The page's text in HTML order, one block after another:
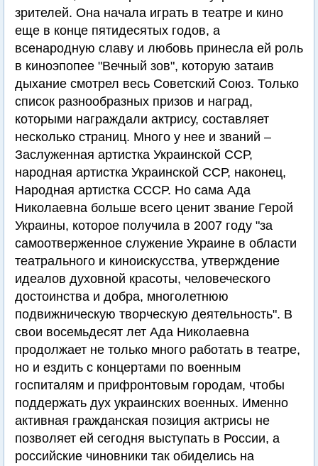
зрителей. Она начала играть в театре и кино
еще в конце пятидесятых годов, а
всенародную славу и любовь принесла ей роль
в киноэпопее "Вечный зов", которую затаив
дыхание смотрел весь Советский Союз. Только
список разнообразных призов и наград,
которыми награждали актрису, составляет
несколько страниц. Много у нее и званий –
Заслуженная артистка Украинской ССР,
народная артистка Украинской ССР, наконец,
Народная артистка СССР. Но сама Ада
Николаевна больше всего ценит звание Герой
Украины, которое получила в 2007 году "за
самоотверженное служение Украине в области
театрального и киноискусства, утверждение
идеалов духовной красоты, человеческого
достоинства и добра, многолетнюю
подвижническую творческую деятельность". В
свои восемьдесят лет Ада Николаевна
продолжает не только много работать в театре,
но и ездить с концертами по военным
госпиталям и прифронтовым городам, чтобы
поддержать дух украинских военных. Именно
активная гражданская позиция актрисы не
позволяет ей сегодня выступать в России, а
российские чиновники так обиделись на